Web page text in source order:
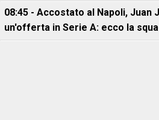
08:45 - Accostato al Napoli, Juan
un'offerta in Serie A: ecco la